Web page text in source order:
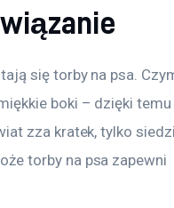
się torby na psa.
boki – dzięki temu
zza kratek, tylko siedzi
torby na psa zapewni